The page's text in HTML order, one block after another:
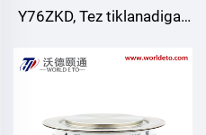
Y76ZKD, Tez tiklanadigan